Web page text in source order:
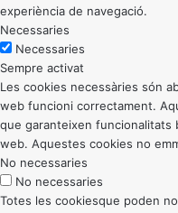
experiència de navegació.
Necessaries
Necessaries
Sempre activat
Les cookies necessàries són
web funcioni correctament.
que garanteixen
web. Aquestes cookies no
No necessaries
No necessaries
Totes les cookiesque poden